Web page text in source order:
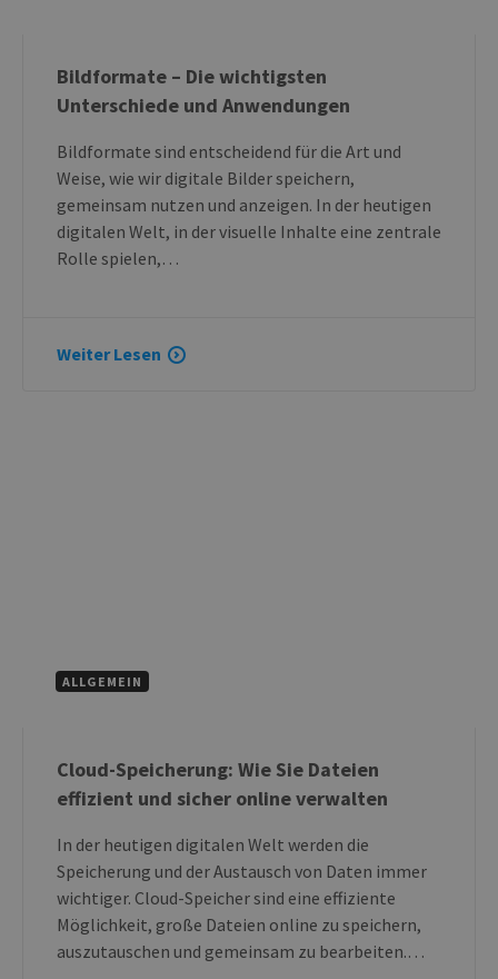
Bildformate – Die wichtigsten
Unterschiede und Anwendungen
Bildformate sind entscheidend für die Art und
Weise, wie wir digitale Bilder speichern,
gemeinsam nutzen und anzeigen. In der heutigen
digitalen Welt, in der visuelle Inhalte eine zentrale
Rolle spielen,…
Weiter Lesen
ALLGEMEIN
Cloud-Speicherung: Wie Sie Dateien
effizient und sicher online verwalten
In der heutigen digitalen Welt werden die
Speicherung und der Austausch von Daten immer
wichtiger. Cloud-Speicher sind eine effiziente
Möglichkeit, große Dateien online zu speichern,
auszutauschen und gemeinsam zu bearbeiten.…